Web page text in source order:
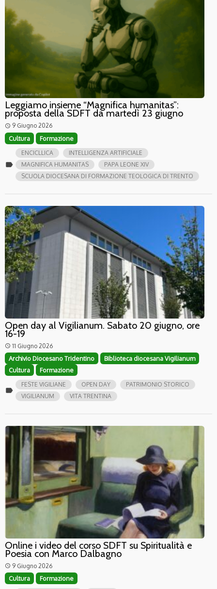
Leggiamo insieme “Magnifica humanitas”:
proposta della SDFT da martedì 23 giugno
access_time 9 Giugno 2026
Cultura Formazione
label
ENCICLLICA
INTELLIGENZA ARTIFICIALE
MAGNIFICA HUMANITAS
PAPA LEONE XIV
SCUOLA DIOCESANA DI FORMAZIONE TEOLOGICA DI TRENTO
Open day al Vigilianum. Sabato 20 giugno, ore
16-19
access_time 11 Giugno 2026
Archivio Diocesano Tridentino
Biblioteca diocesana Vigilianum
Cultura
Formazione
label
FESTE VIGILIANE OPEN DAY
PATRIMONIO STORICO
VIGILIANUM
VITA TRENTINA
Online i video del corso SDFT su Spiritualità e
Poesia con Marco Dalbagno
access_time 9 Giugno 2026
Cultura Formazione